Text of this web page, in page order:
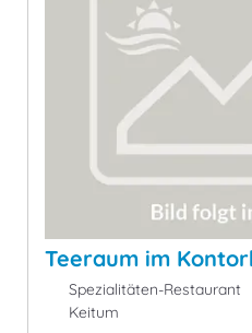
Teeraum im
Spezialitäten-Restaurant
Keitum